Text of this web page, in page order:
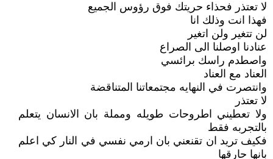
لا تعتذر فحذاء حريتك فوق رؤوس الجميع
فهذا انت وذلك انا
لن تتغير ولن اتغير
عنادنا اوصلنا الى الصراع
واصطدم راسك برائسي
العناد مع العناد
وانتصرت في النهايه مجتمعاتنا المتناقضة
لا تعتذر
ولا تعطيني اطروحات طويله ومملة بان الانسان يتعلم
بالتجربه فقط
فكيف تريد ان تقنعني بان ارمي نفسي في النار كي اعلم
بانها حارقها